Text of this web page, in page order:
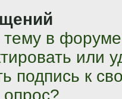
тему в
или
подпись к
опрос?